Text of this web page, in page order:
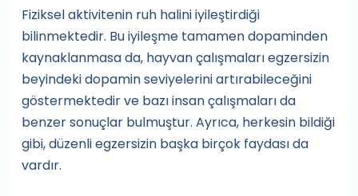
Fiziksel aktivitenin ruh halini iyileştirdiği
bilinmektedir. Bu iyileşme tamamen dopaminden
kaynaklanmasa da, hayvan çalışmaları egzersizin
beyindeki dopamin seviyelerini artırabileceğini
göstermektedir ve bazı insan çalışmaları da
benzer sonuçlar bulmuştur. Ayrıca, herkesin bildiği
gibi, düzenli egzersizin başka birçok faydası da
vardır.